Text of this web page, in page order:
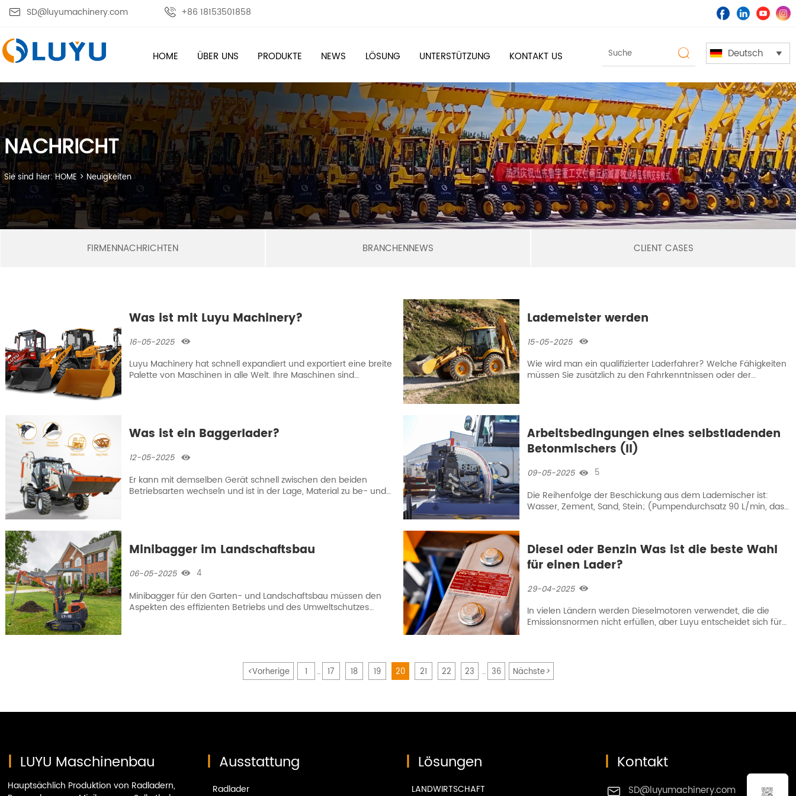
 SD@luyumachinery.com  +86 18153501858
HOME ÜBER UNS PRODUKTE NEWS LÖSUNG UNTERSTÜTZUNG KONTAKT US  Deutsch 
NACHRICHT
Sie sind hier:HOME >Neuigkeiten
FIRMENNACHRICHTEN BRANCHENNEWS CLIENT CASES
Was ist mit Luyu Machinery?
16-05-2025 
Luyu Machinery hat schnell expandiert und exportiert eine breite
Palette von Maschinen in alle Welt. Ihre Maschinen sind
Lademeister werden
15-05-2025 
Wie wird man ein qualifizierter Laderfahrer? Welche Fähigkeiten
müssen Sie zusätzlich zu den Fahrkenntnissen oder der
Was ist ein Baggerlader?
12-05-2025 
Er kann mit demselben Gerät schnell zwischen den beiden
Betriebsarten wechseln und ist in der Lage, Material zu be- und
Arbeitsbedingungen eines selbstladenden
Betonmischers (II)
09-05-2025  5
Die Reihenfolge der Beschickung aus dem Lademischer ist:
Wasser, Zement, Sand, Stein; (Pumpendurchsatz 90 L/min, das
Minibagger im Landschaftsbau
06-05-2025  4
Minibagger für den Garten- und Landschaftsbau müssen den
Aspekten des effizienten Betriebs und des Umweltschutzes
Diesel oder Benzin Was ist die beste Wahl
für einen Lader?
29-04-2025 
In vielen Ländern werden Dieselmotoren verwendet, die die
Emissionsnormen nicht erfüllen, aber Luyu entscheidet sich für
<Vorherige 1 ... 17 18 19 20 21 22 23 ... 36 Nächste>
| LUYU Maschinenbau
Hauptsächlich Produktion von Radladern,
| Ausstattung
Radlader
| Lösungen
LANDWIRTSCHAFT
| Kontakt
 SD@luyumachinery.com 